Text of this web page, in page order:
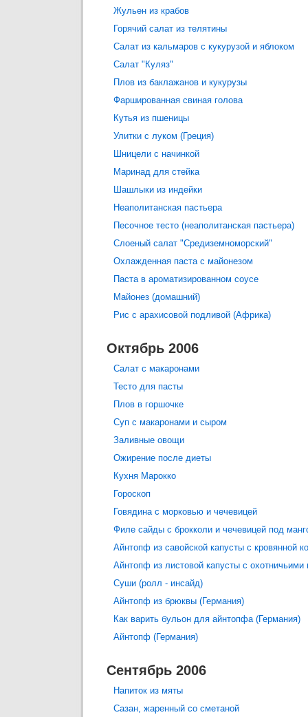
Жульен из крабов
Горячий салат из телятины
Салат из кальмаров с кукурузой и яблоком
Салат "Куляз"
Плов из баклажанов и кукурузы
Фаршированная свиная голова
Кутья из пшеницы
Улитки с луком (Греция)
Шницели с начинкой
Маринад для стейка
Шашлыки из индейки
Неаполитанская пастьера
Песочное тесто (неаполитанская пастьера)
Слоеный салат "Средиземноморский"
Охлажденная паста с майонезом
Паста в ароматизированном соусе
Майонез (домашний)
Рис с арахисовой подливой (Африка)
Октябрь 2006
Салат с макаронами
Тесто для пасты
Плов в горшочке
Суп с макаронами и сыром
Заливные овощи
Ожирение после диеты
Кухня Марокко
Гороскоп
Говядина с морковью и чечевицей
Филе сайды с брокколи и чечевицей под
Айнтопф из савойской капусты с кровянной
Айнтопф из листовой капусты с охотничьими
Суши (ролл - инсайд)
Айнтопф из брюквы (Германия)
Как варить бульон для айнтопфа (Германия)
Айнтопф (Германия)
Сентябрь 2006
Напиток из мяты
Сазан, жаренный со сметаной